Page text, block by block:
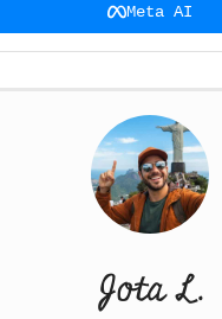
Meta AI
Jota L.